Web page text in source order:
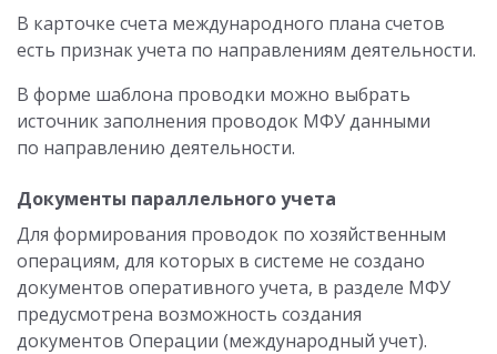
В карточке счета международного плана счетов
есть признак учета по направлениям деятельности.
В форме шаблона проводки можно выбрать
источник заполнения проводок МФУ данными
по направлению деятельности.
Документы параллельного учета
Для формирования проводок по хозяйственным
операциям, для которых в системе не создано
документов оперативного учета, в разделе МФУ
предусмотрена возможность создания
документов Операции (международный учет).